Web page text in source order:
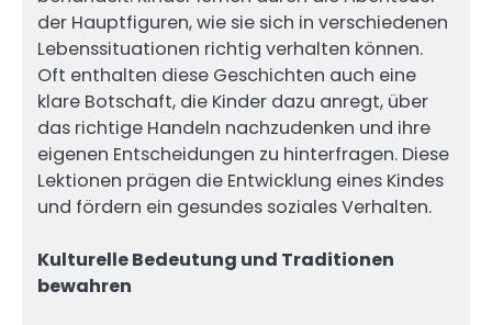
der Hauptfiguren, wie sie sich in verschiedenen
Lebenssituationen richtig verhalten können.
Oft enthalten diese Geschichten auch eine
klare Botschaft, die Kinder dazu anregt, über
das richtige Handeln nachzudenken und ihre
eigenen Entscheidungen zu hinterfragen. Diese
Lektionen prägen die Entwicklung eines Kindes
und fördern ein gesundes soziales Verhalten.
Kulturelle Bedeutung und Traditionen
bewahren